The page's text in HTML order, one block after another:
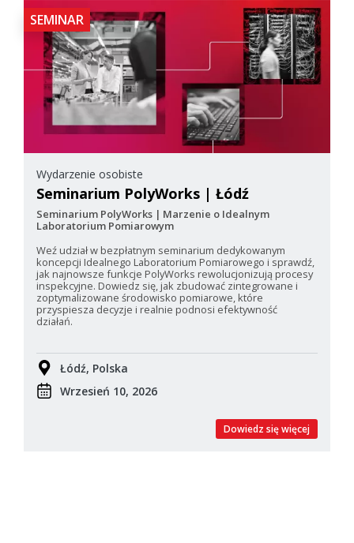
SEMINAR
Wydarzenie osobiste
Seminarium PolyWorks | Łódź
Seminarium PolyWorks | Marzenie o Idealnym
Laboratorium Pomiarowym
Weź udział w bezpłatnym seminarium dedykowanym
koncepcji Idealnego Laboratorium Pomiarowego i sprawdź,
jak najnowsze funkcje PolyWorks rewolucjonizują procesy
inspekcyjne. Dowiedz się, jak zbudować zintegrowane i
zoptymalizowane środowisko pomiarowe, które
przyspiesza decyzje i realnie podnosi efektywność
działań.
Łódź, Polska
Wrzesień 10, 2026
Dowiedz się więcej